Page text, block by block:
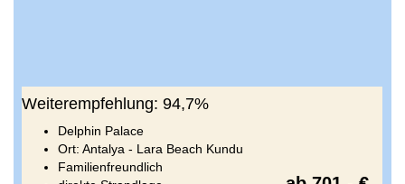
Weiterempfehlung: 94,7%
Delphin Palace
Ort: Antalya - Lara Beach Kundu
Familienfreundlich